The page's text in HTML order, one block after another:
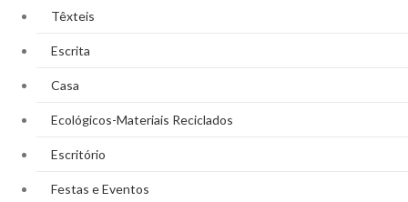
Têxteis
Escrita
Casa
Ecológicos-Materiais Reciclados
Escritório
Festas e Eventos